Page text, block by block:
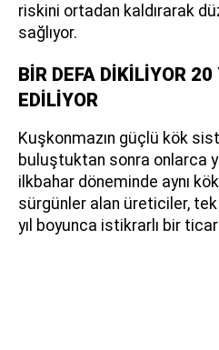
riskini ortadan kaldırarak
sağlıyor.
BİR DEFA DİKİLİYOR
EDİLİYOR
Kuşkonmazın güçlü kök
buluştuktan sonra onlarca
ilkbahar döneminde aynı
sürgünler alan üreticiler, tek
yıl boyunca istikrarlı bir